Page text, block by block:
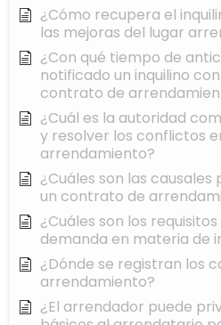
¿Cómo recupera el
las mejoras del lugar
¿Con qué tiempo de
notificado un inquilino
contrato de
¿Cuál es la autoridad
y resolver los conflictos
arrendamiento?
¿Cuáles son las
un contrato de
¿Cuáles son los
demanda en materia de
¿Dónde se registran los
arrendamiento?
¿El arrendador puede